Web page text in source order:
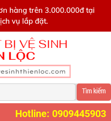
hàng trên 3.000.000đ tại
vụ lắp đặt.
Tìm kiếm
Hotline: 0909445903